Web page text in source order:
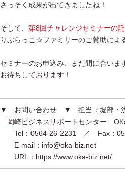
さっそく成果が出てきましたね！
そして、 第8回チャレンジセミナーの
りぶらっこ☆ファミリーのご賛助によ
セミナーのお申込み、まだ間に合いま
お待ちしております！
▼ お問い合わせ ▼ 担当：堀部・
岡崎ビジネスサポートセンター
Tel：0564-26-2231 ／ Fax：
E-mail：info@oka-biz.net
URL：https://www.oka-biz.net/